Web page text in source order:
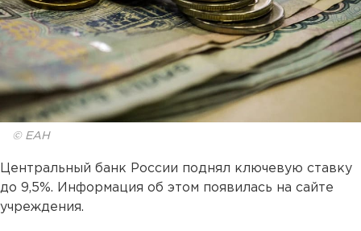
© ЕАН
Центральный банк России поднял ключевую ставку
до 9,5%. Информация об этом появилась на сайте
учреждения.